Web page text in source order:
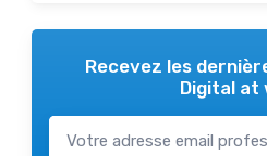
Recevez les
Digital at